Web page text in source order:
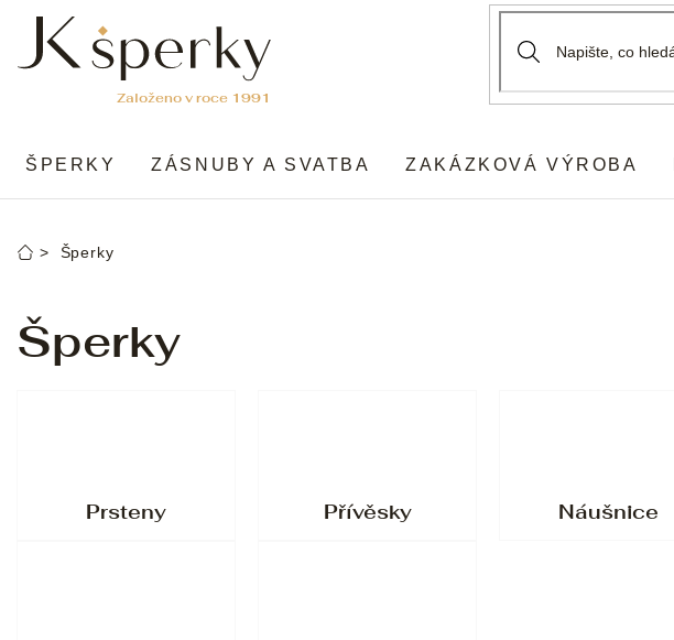
obsah
ŠPERKY ZÁSNUBY A SVATBA ZAKÁZKOVÁ VÝROBA
DomůŠperky
Šperky
Prsteny Přívěsky Náušnice